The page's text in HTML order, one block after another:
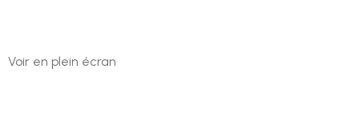
Voir en plein écran